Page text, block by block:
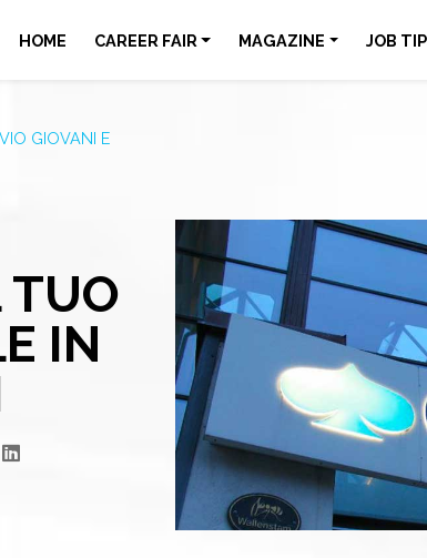
HOME CAREER FAIR MAGAZINE JOB
GIOVANI E
TUO
IN